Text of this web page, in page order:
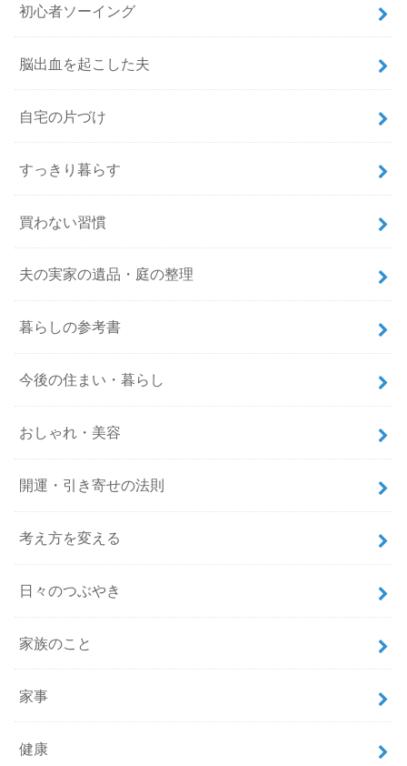
初心者ソーイング
脳出血を起こした夫
自宅の片づけ
すっきり暮らす
買わない習慣
夫の実家の遺品・庭の整理
暮らしの参考書
今後の住まい・暮らし
おしゃれ・美容
開運・引き寄せの法則
考え方を変える
日々のつぶやき
家族のこと
家事
健康